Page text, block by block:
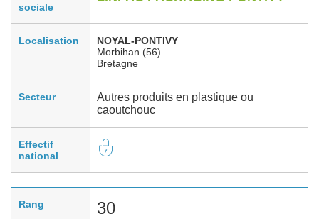
sociale
Localisation
NOYAL-PONTIVY
Morbihan (56)
Bretagne
Secteur
Autres produits en plastique ou
caoutchouc
Effectif
national
Rang 30